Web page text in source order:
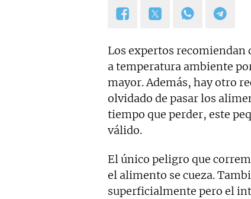
Los expertos recomiendan
a temperatura ambiente
mayor. Además, hay otro
olvidado de pasar los
tiempo que perder, este
válido.
El único peligro que
el alimento se cueza.
superficialmente pero el